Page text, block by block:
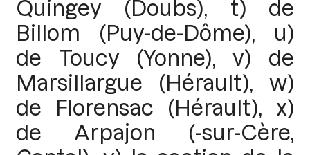
Quingey (Doubs), t) de
Billom (Puy-de-Dôme), u)
de Toucy (Yonne), v) de
Marsillargue (Hérault), w)
de Florensac (Hérault), x)
de Arpajon (-sur-Cère,